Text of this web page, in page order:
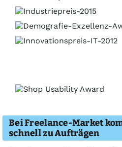
Bei Freelance-Market
schnell zu Aufträgen